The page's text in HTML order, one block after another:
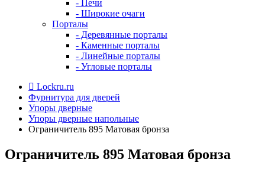
- Печи
- Широкие очаги
Порталы
- Деревянные порталы
- Каменные порталы
- Линейные порталы
- Угловые порталы
Lockru.ru
Фурнитура для дверей
Упоры дверные
Упоры дверные напольные
Ограничитель 895 Матовая бронза
Ограничитель 895 Матовая бронза